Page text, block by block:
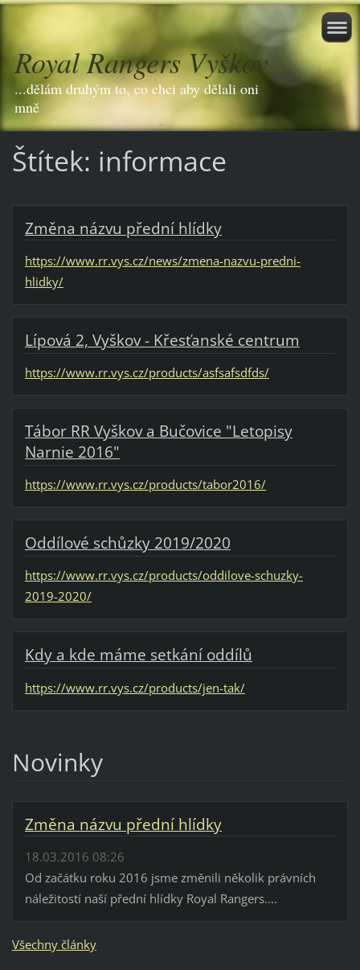
Royal Rangers Vyškov
...dělám druhým to, co chci aby dělali oni
mně
Štítek: informace
Změna názvu přední hlídky
https://www.rr.vys.cz/news/zmena-nazvu-predni-
hlidky/
Lípová 2, Vyškov - Křesťanské centrum
https://www.rr.vys.cz/products/asfsafsdfds/
Tábor RR Vyškov a Bučovice "Letopisy
Narnie 2016"
https://www.rr.vys.cz/products/tabor2016/
Oddílové schůzky 2019/2020
https://www.rr.vys.cz/products/oddilove-schuzky-
2019-2020/
Kdy a kde máme setkání oddílů
https://www.rr.vys.cz/products/jen-tak/
Novinky
Změna názvu přední hlídky
18.03.2016 08:26
Od začátku roku 2016 jsme změnili několik právních
náležitostí naší přední hlídky Royal Rangers....
Všechny články